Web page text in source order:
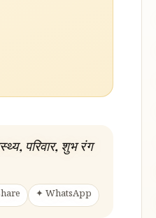
परिवार, शुभ रंग
✦ WhatsApp